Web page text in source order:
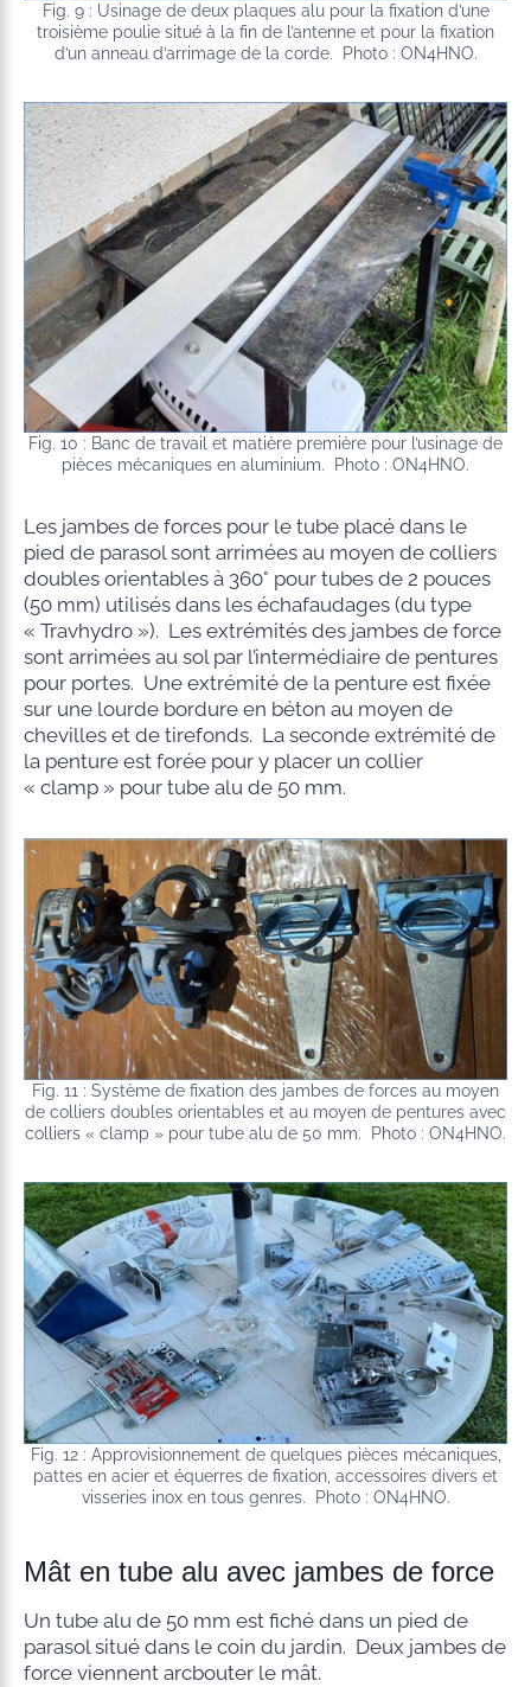
Fig. 9 : Usinage de deux plaques alu pour la fixation d’une
troisième poulie situé à la fin de l’antenne et pour la fixation
d’un anneau d’arrimage de la corde. Photo : ON4HNO.
Fig. 10 : Banc de travail et matière première pour l’usinage de
pièces mécaniques en aluminium. Photo : ON4HNO.
Les jambes de forces pour le tube placé dans le
pied de parasol sont arrimées au moyen de colliers
doubles orientables à 360° pour tubes de 2 pouces
(50 mm) utilisés dans les échafaudages (du type
« Travhydro »). Les extrémités des jambes de force
sont arrimées au sol par l’intermédiaire de pentures
pour portes. Une extrémité de la penture est fixée
sur une lourde bordure en béton au moyen de
chevilles et de tirefonds. La seconde extrémité de
la penture est forée pour y placer un collier
« clamp » pour tube alu de 50 mm.
Fig. 11 : Système de fixation des jambes de forces au moyen
de colliers doubles orientables et au moyen de pentures avec
colliers « clamp » pour tube alu de 50 mm. Photo : ON4HNO.
Fig. 12 : Approvisionnement de quelques pièces mécaniques,
pattes en acier et équerres de fixation, accessoires divers et
visseries inox en tous genres. Photo : ON4HNO.
Mât en tube alu avec jambes de force
Un tube alu de 50 mm est fiché dans un pied de
parasol situé dans le coin du jardin. Deux jambes de
force viennent arcbouter le mât.